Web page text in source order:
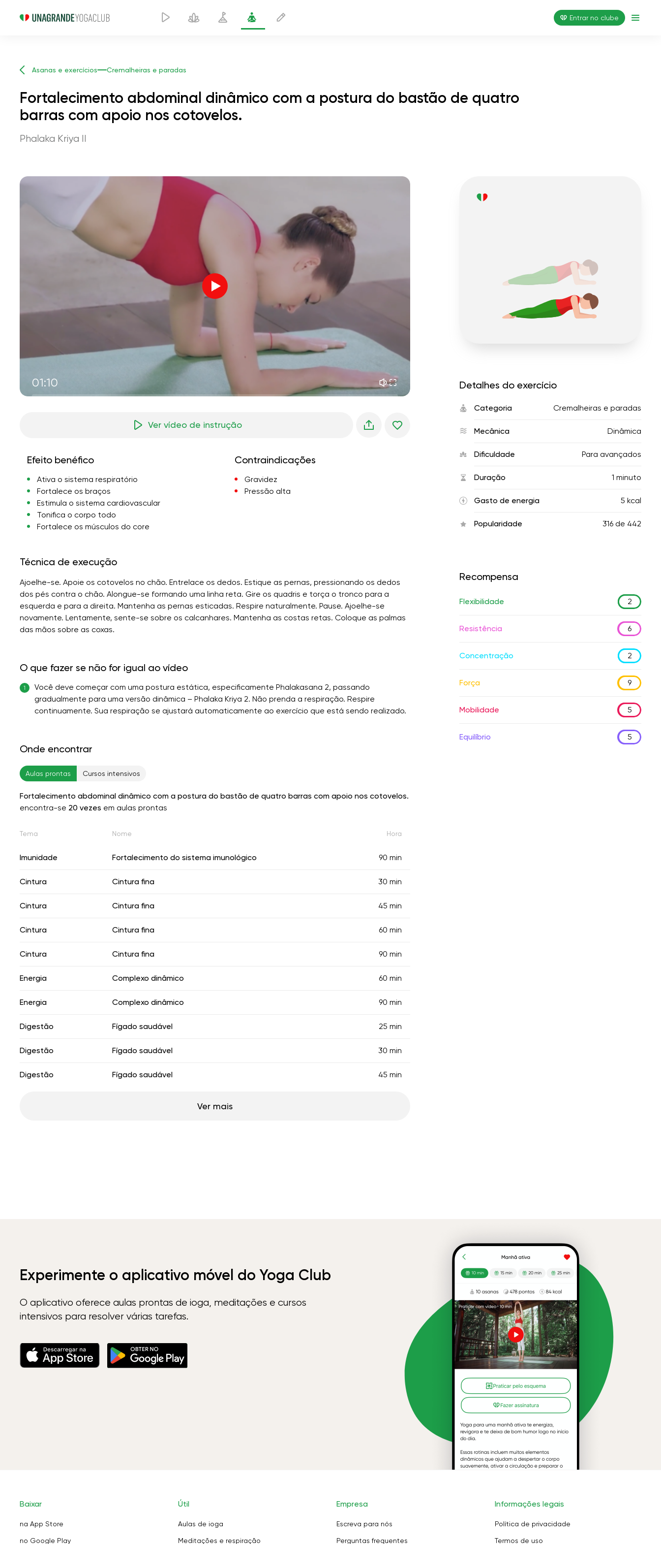
Entrar no clube
Asanas e exercícios Cremalheiras e paradas
Fortalecimento abdominal dinâmico com a postura do bastão de quatro
barras com apoio nos cotovelos.
Phalaka Kriya II
01:10
Voz do instrutor
o voo da alma
paz interior
sonhos matinais
05:00
silêncio da montanha
brisa do mar 02:00
a voz do vento
02:00
Ver vídeo de instrução
Efeito benéfico
Ativa o sistema respiratório
Fortalece os braços
Estimula o sistema cardiovascular
Tonifica o corpo todo
Fortalece os músculos do core
Contraindicações
Gravidez
Pressão alta
Técnica de execução
Ajoelhe-se. Apoie os cotovelos no chão. Entrelace os dedos. Estique as pernas, pressionando os dedos
dos pés contra o chão. Alongue-se formando uma linha reta. Gire os quadris e torça o tronco para a
esquerda e para a direita. Mantenha as pernas esticadas. Respire naturalmente. Pause. Ajoelhe-se
novamente. Lentamente, sente-se sobre os calcanhares. Mantenha as costas retas. Coloque as palmas
das mãos sobre as coxas.
O que fazer se não for igual ao vídeo
1
Você deve começar com uma postura estática, especificamente Phalakasana 2, passando
gradualmente para uma versão dinâmica – Phalaka Kriya 2. Não prenda a respiração. Respire
continuamente. Sua respiração se ajustará automaticamente ao exercício que está sendo realizado.
Onde encontrar
Aulas prontas Cursos intensivos
Fortalecimento abdominal dinâmico com a postura do bastão de quatro barras com apoio nos cotovelos.
encontra-se 20 vezes em aulas prontas
Tema Nome Hora
Imunidade Fortalecimento do sistema imunológico 90 min
Cintura Cintura fina 30 min
Cintura Cintura fina 45 min
Cintura Cintura fina 60 min
Cintura Cintura fina 90 min
Energia Complexo dinâmico 60 min
Energia Complexo dinâmico 90 min
Digestão Fígado saudável 25 min
Digestão Fígado saudável 30 min
Digestão Fígado saudável 45 min
Ver mais
Detalhes do exercício
Categoria Cremalheiras e paradas
Mecânica Dinâmica
Dificuldade Para avançados
Duração 1 minuto
Gasto de energia 5 kcal
Popularidade 316 de 442
Recompensa
Flexibilidade 2
Resistência 6
Concentração 2
Força 9
Mobilidade 5
Equilíbrio 5
Experimente o aplicativo móvel do Yoga Club
O aplicativo oferece aulas prontas de ioga, meditações e cursos
intensivos para resolver várias tarefas.
Baixar
na App Store
no Google Play
Útil
Aulas de ioga
Meditações e respiração
Empresa
Escreva para nós
Perguntas frequentes
Informações legais
Política de privacidade
Termos de uso